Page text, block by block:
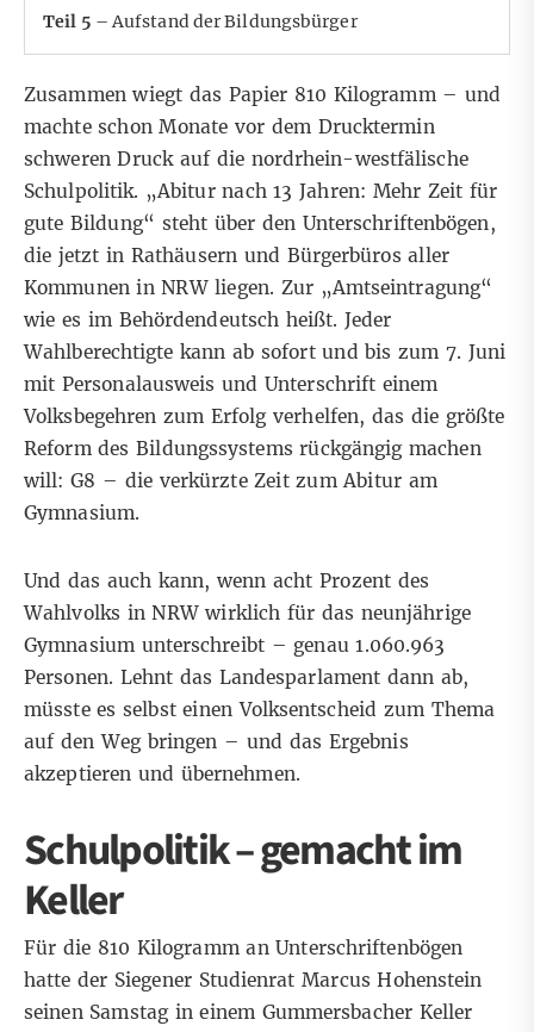
Teil 5 –Aufstand der Bildungsbürger
Zusammen wiegt das Papier 810 Kilogramm – und
machte schon Monate vor dem Drucktermin
schweren Druck auf die nordrhein-westfälische
Schulpolitik. „Abitur nach 13 Jahren: Mehr Zeit für
gute Bildung“ steht über den Unterschriftenbögen,
die jetzt in Rathäusern und Bürgerbüros aller
Kommunen in NRW liegen. Zur „Amtseintragung“
wie es im Behördendeutsch heißt. Jeder
Wahlberechtigte kann ab sofort und bis zum 7. Juni
mit Personalausweis und Unterschrift einem
Volksbegehren zum Erfolg verhelfen, das die größte
Reform des Bildungssystems rückgängig machen
will: G8 – die verkürzte Zeit zum Abitur am
Gymnasium.
Und das auch kann, wenn acht Prozent des
Wahlvolks in NRW wirklich für das neunjährige
Gymnasium unterschreibt – genau 1.060.963
Personen. Lehnt das Landesparlament dann ab,
müsste es selbst einen Volksentscheid zum Thema
auf den Weg bringen – und das Ergebnis
akzeptieren und übernehmen.
Schulpolitik – gemacht im
Keller
Für die 810 Kilogramm an Unterschriftenbögen
hatte der Siegener Studienrat Marcus Hohenstein
seinen Samstag in einem Gummersbacher Keller